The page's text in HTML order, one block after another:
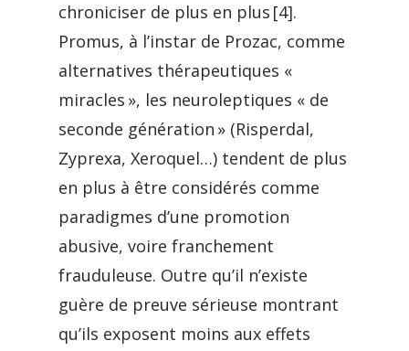
chroniciser de plus en plus [4].
Promus, à l’instar de Prozac, comme
alternatives thérapeutiques «
miracles », les neuroleptiques « de
seconde génération » (Risperdal,
Zyprexa, Xeroquel…) tendent de plus
en plus à être considérés comme
paradigmes d’une promotion
abusive, voire franchement
frauduleuse. Outre qu’il n’existe
guère de preuve sérieuse montrant
qu’ils exposent moins aux effets